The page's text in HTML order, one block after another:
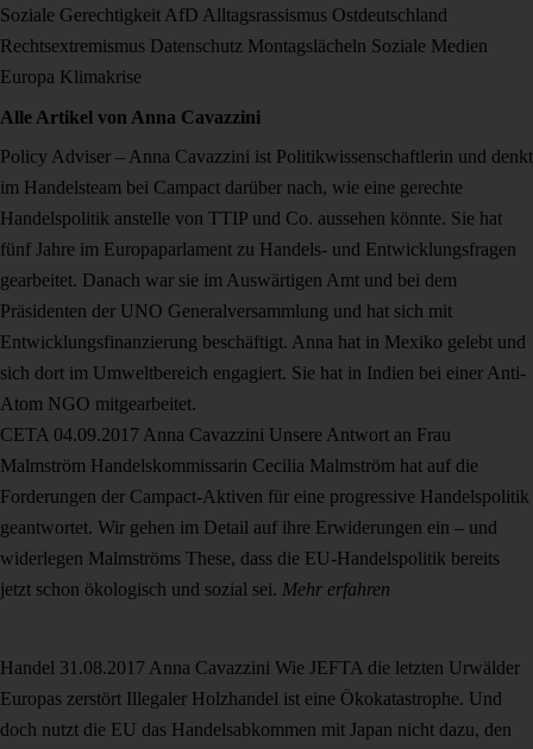
Soziale Gerechtigkeit AfD Alltagsrassismus Ostdeutschland
Rechtsextremismus Datenschutz Montagslächeln Soziale Medien
Europa Klimakrise
Alle Artikel von Anna Cavazzini
Policy Adviser – Anna Cavazzini ist Politikwissenschaftlerin und denkt
im Handelsteam bei Campact darüber nach, wie eine gerechte
Handelspolitik anstelle von TTIP und Co. aussehen könnte. Sie hat
fünf Jahre im Europaparlament zu Handels- und Entwicklungsfragen
gearbeitet. Danach war sie im Auswärtigen Amt und bei dem
Präsidenten der UNO Generalversammlung und hat sich mit
Entwicklungsfinanzierung beschäftigt. Anna hat in Mexiko gelebt und
sich dort im Umweltbereich engagiert. Sie hat in Indien bei einer Anti-
Atom NGO mitgearbeitet.
CETA 04.09.2017 Anna Cavazzini Unsere Antwort an Frau
Malmström Handelskommissarin Cecilia Malmström hat auf die
Forderungen der Campact-Aktiven für eine progressive Handelspolitik
geantwortet. Wir gehen im Detail auf ihre Erwiderungen ein – und
widerlegen Malmströms These, dass die EU-Handelspolitik bereits
jetzt schon ökologisch und sozial sei. Mehr erfahren
Handel 31.08.2017 Anna Cavazzini Wie JEFTA die letzten Urwälder
Europas zerstört Illegaler Holzhandel ist eine Ökokatastrophe. Und
doch nutzt die EU das Handelsabkommen mit Japan nicht dazu, den